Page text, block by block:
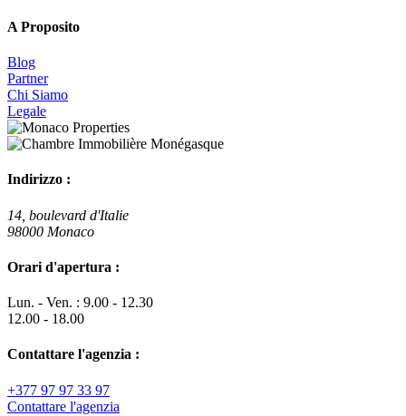
A Proposito
Blog
Partner
Chi Siamo
Legale
Indirizzo :
14, boulevard d'Italie
98000 Monaco
Orari d'apertura :
Lun. - Ven. : 9.00 - 12.30
12.00 - 18.00
Contattare l'agenzia :
+377 97 97 33 97
Contattare l'agenzia